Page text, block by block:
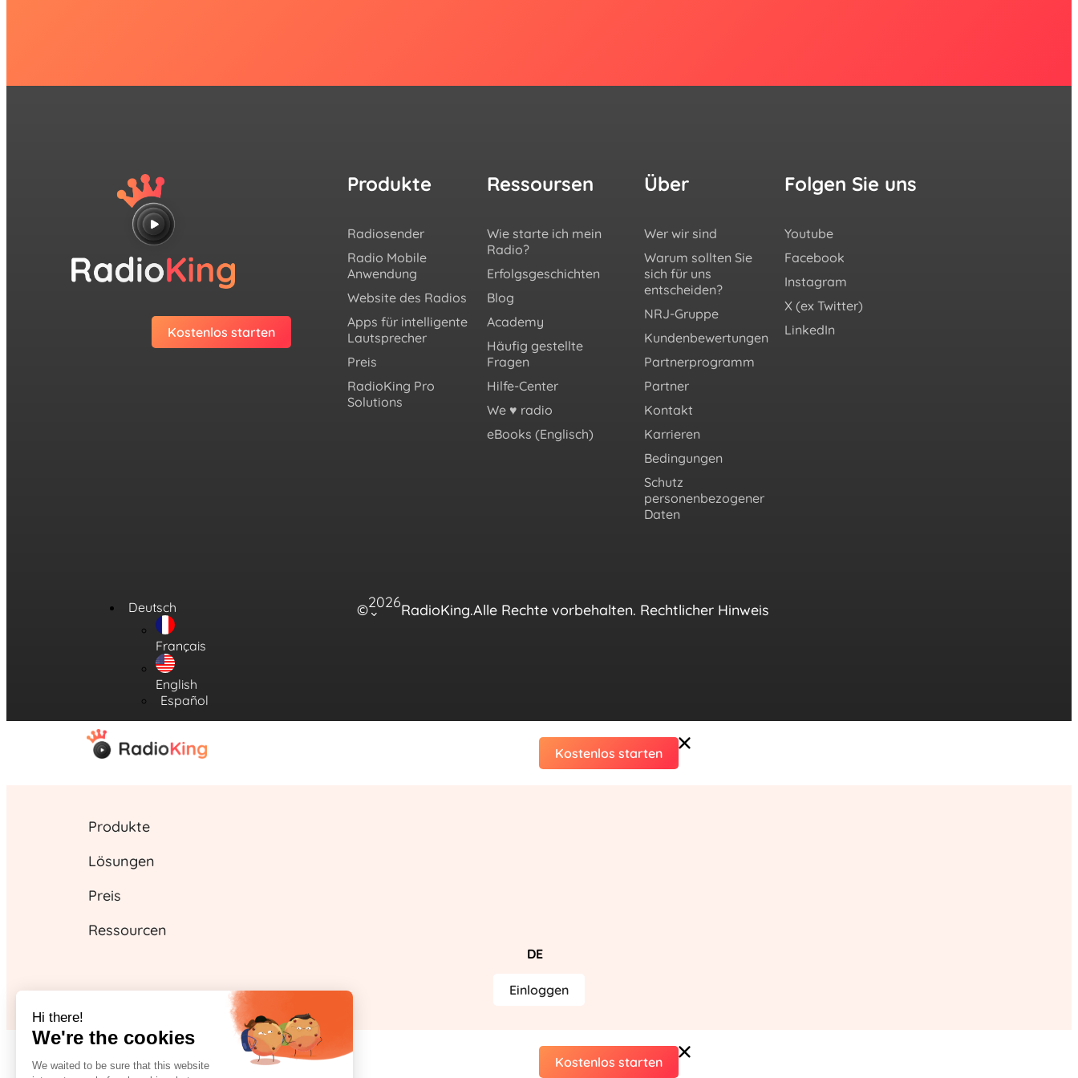
Produkte
Radiosender
Radio Mobile
Anwendung
Website des Radios
Apps für intelligente
Lautsprecher
Preis
RadioKing Pro
Solutions
Ressoursen
Wie starte ich mein
Radio?
Erfolgsgeschichten
Blog
Academy
Häufig gestellte
Fragen
Hilfe-Center
We ♥️ radio
eBooks (Englisch)
Über
Wer wir sind
Warum sollten Sie
sich für uns
entscheiden?
NRJ-Gruppe
Kundenbewertungen
Partnerprogramm
Partner
Kontakt
Karrieren
Bedingungen
Schutz
personenbezogener
Daten
Folgen Sie uns
Youtube
Facebook
Instagram
X (ex Twitter)
LinkedIn
Kostenlos starten
Deutsch
Français
English
Español
©2026RadioKing.Alle Rechte vorbehalten. Rechtlicher Hinweis
Kostenlos starten
Produkte
Lösungen
Preis
Ressourcen
DE
Einloggen
Kostenlos starten
Hi there!
We're the cookies
We waited to be sure that this website